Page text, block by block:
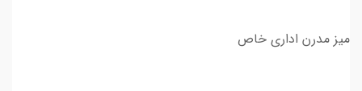
میز مدرن اداری خاص